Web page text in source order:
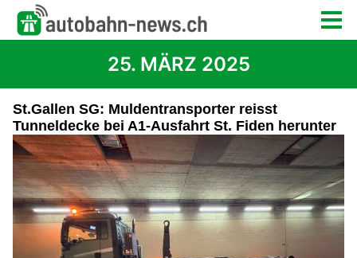
25. MÄRZ 2025
St.Gallen SG: Muldentransporter reisst
Tunneldecke bei A1-Ausfahrt St. Fiden herunter